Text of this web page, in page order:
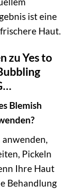
ist eine
Haut.
zu Yes to
Blemish
anwenden,
Pickeln
Ihre Haut
Behandlung